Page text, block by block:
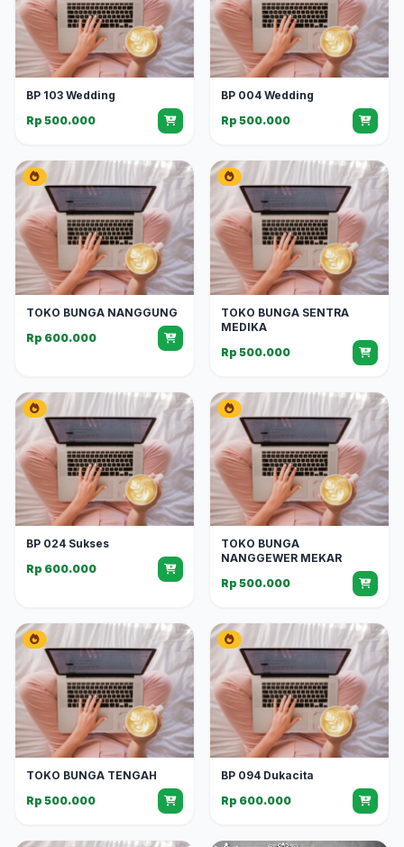
BP 103 Wedding
Rp 500.000
BP 004 Wedding
Rp 500.000
TOKO BUNGA NANGGUNG
Rp 600.000
TOKO BUNGA SENTRA
MEDIKA
Rp 500.000
BP 024 Sukses
Rp 600.000
TOKO BUNGA
NANGGEWER MEKAR
Rp 500.000
TOKO BUNGA TENGAH
Rp 500.000
BP 094 Dukacita
Rp 600.000